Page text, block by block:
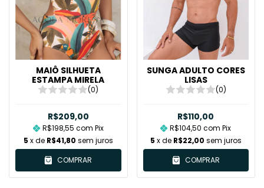
MAIÔ SILHUETA
ESTAMPA MIRELA
(0)
R$209,00
R$198,55 com Pix
5 x de R$41,80 sem juros
COMPRAR
SUNGA ADULTO CORES
LISAS
(0)
R$110,00
R$104,50com Pix
5 x de R$22,00 sem juros
COMPRAR